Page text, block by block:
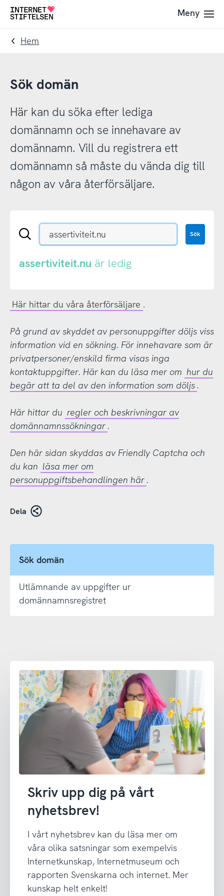
Till
navigering
Till
innehåll
Till
Meny
Hem
Sök domän
Här kan du söka efter lediga
domännamn och se innehavare av
domännamn. Vill du registrera ett
domännamn så måste du vända dig till
någon av våra återförsäljare.
Sök
eller
Sök
assertiviteit.nu är ledig
Här hittar du våra återförsäljare .
På grund av skyddet av personuppgifter döljs viss
information vid en sökning. För innehavare som är
privatpersoner/enskild firma visas inga
kontaktuppgifter. Här kan du läsa mer om hur du
begär att ta del av den information som döljs .
Här hittar du regler och beskrivningar av
domännamnssökningar .
Den här sidan skyddas av Friendly Captcha och
du kan läsa mer om
personuppgiftsbehandlingen här .
Dela
Sök domän
Utlämnande av uppgifter ur
domännamnsregistret
Skriv upp dig på vårt
nyhetsbrev!
I vårt nyhetsbrev kan du läsa mer om
våra olika satsningar som exempelvis
Internetkunskap, Internetmuseum och
rapporten Svenskarna och internet. Mer
kunskap helt enkelt!